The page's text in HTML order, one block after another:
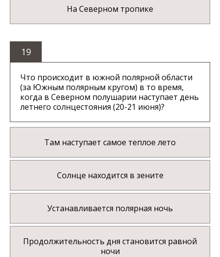
На Северном тропике
19
Что происходит в южной полярной области
(за Южным полярным кругом) в то время,
когда в Северном полушарии наступает день
летнего солнцестояния (20-21 июня)?
Там наступает самое теплое лето
Солнце находится в зените
Устанавливается полярная ночь
Продолжительность дня становится равной
ночи